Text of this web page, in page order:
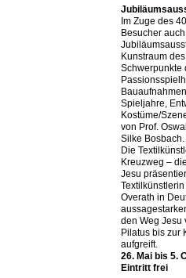
Im Zuge des
Besucher
Kunstraum
Schwerpunkte
Spieljahre,
Kostüme/
von Prof.
Silke Bosbach.
Die
Kreuzweg –
Jesu
Overath in
den Weg Jesu
Pilatus bis zur
aufgreift.
26. Mai bis 5.
Eintritt frei